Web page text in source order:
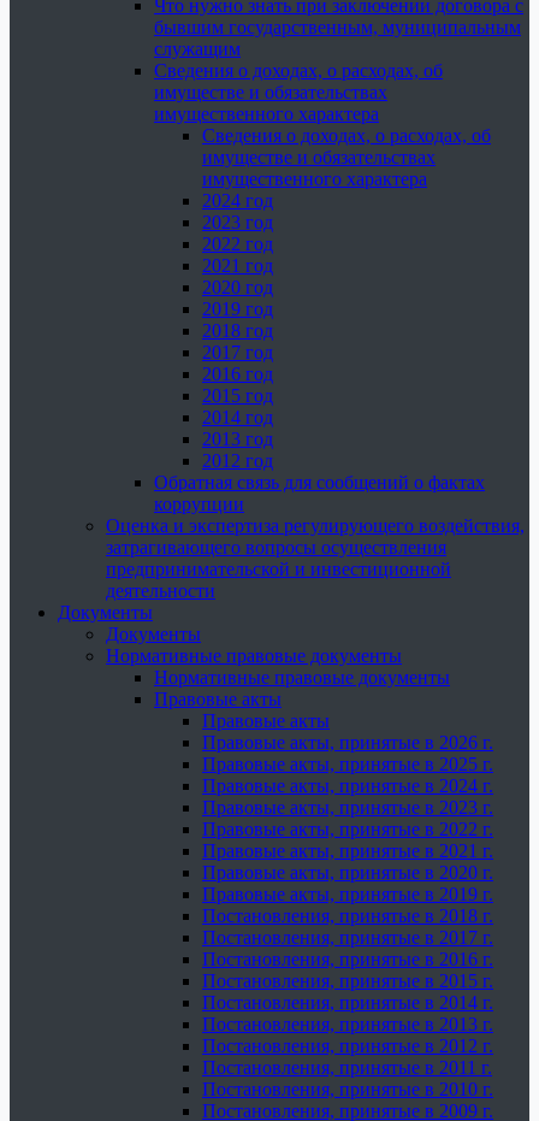
Что нужно знать при заключении договора с
бывшим государственным, муниципальным
служащим
Сведения о доходах, о расходах, об
имуществе и обязательствах
имущественного характера
Сведения о доходах, о расходах, об
имуществе и обязательствах
имущественного характера
2024 год
2023 год
2022 год
2021 год
2020 год
2019 год
2018 год
2017 год
2016 год
2015 год
2014 год
2013 год
2012 год
Обратная связь для сообщений о фактах
коррупции
Оценка и экспертиза регулирующего воздействия,
затрагивающего вопросы осуществления
предпринимательской и инвестиционной
деятельности
Документы
Документы
Нормативные правовые документы
Нормативные правовые документы
Правовые акты
Правовые акты
Правовые акты, принятые в 2026 г.
Правовые акты, принятые в 2025 г.
Правовые акты, принятые в 2024 г.
Правовые акты, принятые в 2023 г.
Правовые акты, принятые в 2022 г.
Правовые акты, принятые в 2021 г.
Правовые акты, принятые в 2020 г.
Правовые акты, принятые в 2019 г.
Постановления, принятые в 2018 г.
Постановления, принятые в 2017 г.
Постановления, принятые в 2016 г.
Постановления, принятые в 2015 г.
Постановления, принятые в 2014 г.
Постановления, принятые в 2013 г.
Постановления, принятые в 2012 г.
Постановления, принятые в 2011 г.
Постановления, принятые в 2010 г.
Постановления, принятые в 2009 г.